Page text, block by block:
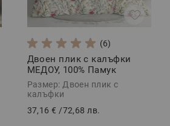
(6)
Двоен плик с калъфки
МЕДОУ, 100% Памук
Ранфорс, 3 части
Размер: Двоен плик с
калъфки
37,16 € /72,68 лв.